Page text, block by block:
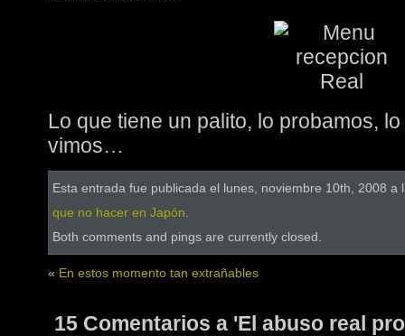
Lo que tiene un palito, lo probamos,
vimos…
Esta entrada fue publicada el lunes, noviembre 10th, 2008
que no hacer en Japón.
Both comments and pings are currently closed.
« En estos momento tan extrañables
15 Comentarios a 'El abuso real